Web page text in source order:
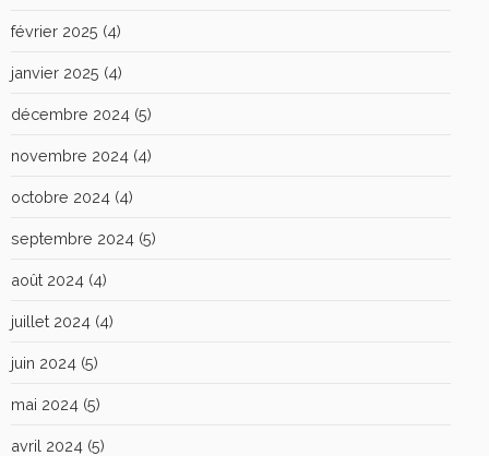
février 2025 (4)
janvier 2025 (4)
décembre 2024 (5)
novembre 2024 (4)
octobre 2024 (4)
septembre 2024 (5)
août 2024 (4)
juillet 2024 (4)
juin 2024 (5)
mai 2024 (5)
avril 2024 (5)